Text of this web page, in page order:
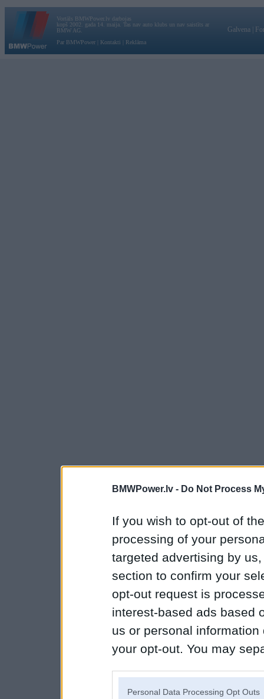
BMWPower.lv - Do Not Process
If you wish to opt-out of
processing of your
targeted advertising by
section to confirm your
opt-out request is
interest-based ads based
us or personal
your opt-out. You may
Personal Data Processing Opt Outs
Vortāls BMWPower.lv darbojas
kopš 2002. gada 14. maija. Tas nav auto klubs un nav saistīts ar
BMW AG.
Par BMWPower
Kontakti Reklāma
Galvena